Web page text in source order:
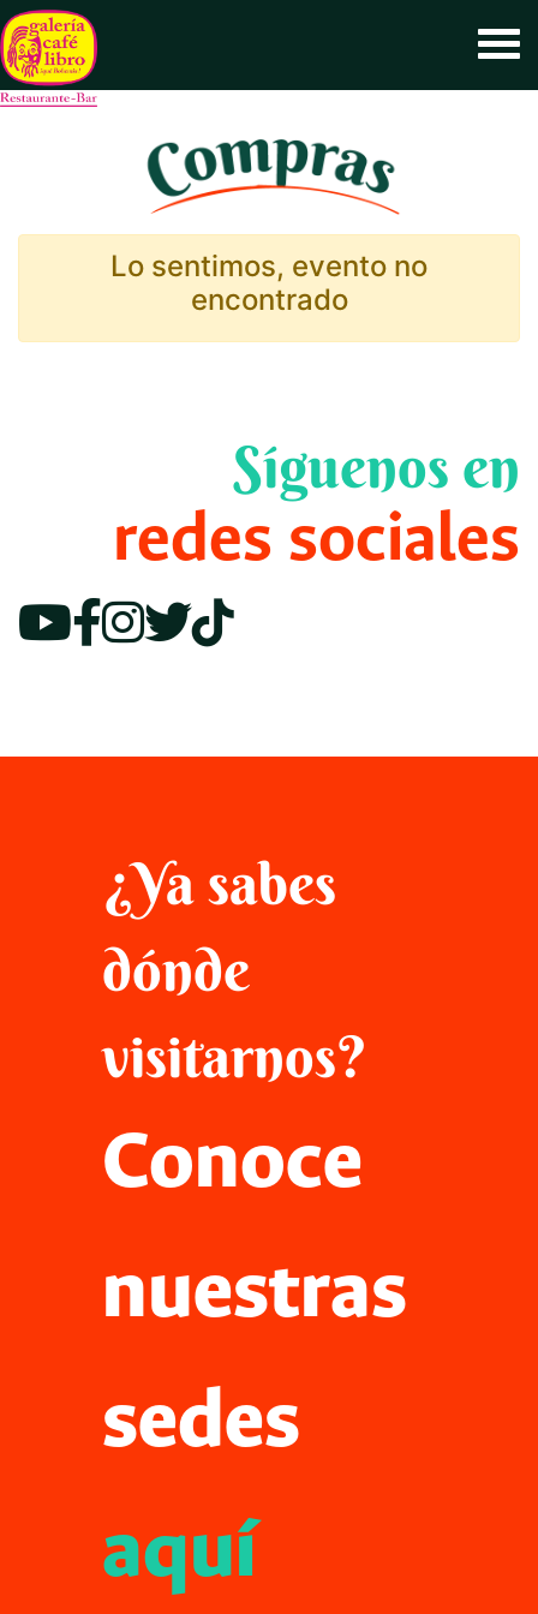
Lo sentimos, evento no
encontrado
Síguenos en
redes sociales
¿Ya sabes
dónde
visitarnos?
Conoce
nuestras
sedes
aquí